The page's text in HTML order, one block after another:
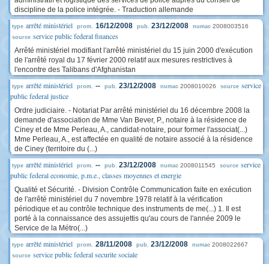
discipline de la police intégrée. - Traduction allemande
type arrêté ministériel prom. 16/12/2008 pub. 23/12/2008 numac 2008003516
source service public federal finances
Arrêté ministériel modifiant l'arrêté ministériel du 15 juin 2000 d'exécution
de l'arrêté royal du 17 février 2000 relatif aux mesures restrictives à
l'encontre des Talibans d'Afghanistan
type arrêté ministériel prom. -- pub. 23/12/2008 numac 2008010026 source service
public federal justice
Ordre judiciaire. - Notariat Par arrêté ministériel du 16 décembre 2008 la
demande d'association de Mme Van Bever, P., notaire à la résidence de
Ciney et de Mme Perleau, A., candidat-notaire, pour former l'associat(...)
Mme Perleau, A., est affectée en qualité de notaire associé à la résidence
de Ciney (territoire du (...)
type arrêté ministériel prom. -- pub. 23/12/2008 numac 2008011545 source service
public federal economie, p.m.e., classes moyennes et energie
Qualité et Sécurité. - Division Contrôle Communication faite en exécution
de l'arrêté ministériel du 7 novembre 1978 relatif à la vérification
périodique et au contrôle technique des instruments de me(...) 1. Il est
porté à la connaissance des assujettis qu'au cours de l'année 2009 le
Service de la Métro(...)
type arrêté ministériel prom. 28/11/2008 pub. 23/12/2008 numac 2008022667
source service public federal securite sociale